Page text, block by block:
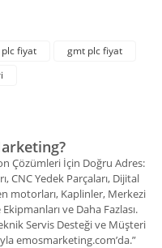
fiyat
gmt plc fiyat
Çözümleri İçin Doğru Adres:
CNC Yedek Parçaları, Dijital
motorları, Kaplinler, Merkezi
ve Daha Fazlası.
Servis Desteği ve Müşteri
emosmarketing.com’da.”